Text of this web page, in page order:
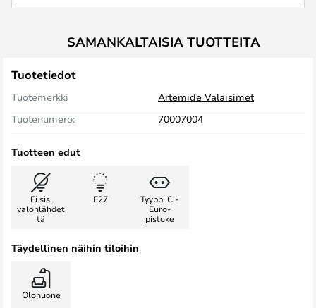
SAMANKALTAISIA TUOTTEITA
Tuotetiedot
Tuotemerkki
Artemide Valaisimet
Tuotenumero:
70007004
Tuotteen edut
Ei sis.
valonlähdet
tä
E27
Tyyppi C -
Euro-
pistoke
Täydellinen näihin tiloihin
Olohuone